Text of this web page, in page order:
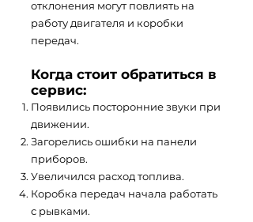
отклонения могут повлиять на
работу двигателя и коробки
передач.
Когда стоит обратиться в
сервис:
Появились посторонние звуки при
движении.
Загорелись ошибки на панели
приборов.
Увеличился расход топлива.
Коробка передач начала работать
с рывками.